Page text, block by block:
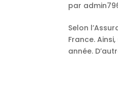
par
Selon
France.
année.